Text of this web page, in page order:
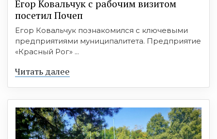
Егор Ковальчук с рабочим визитом
посетил Почеп
Егор Ковальчук познакомился с ключевыми
предприятиями муниципалитета. Предприятие
«Красный Рог» ...
Читать далее